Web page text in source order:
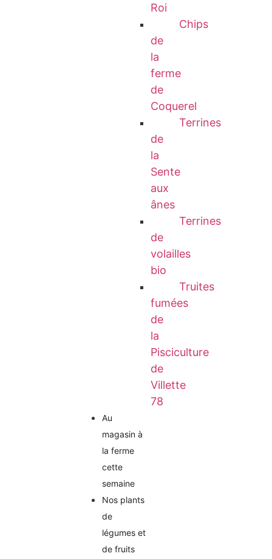
Roi
Chips
de
la
ferme
de
Coquerel
Terrines
de
la
Sente
aux
ânes
Terrines
de
volailles
bio
Truites
fumées
de
la
Pisciculture
de
Villette
78
Au
magasin à
la ferme
cette
semaine
Nos plants
de
légumes et
de fruits